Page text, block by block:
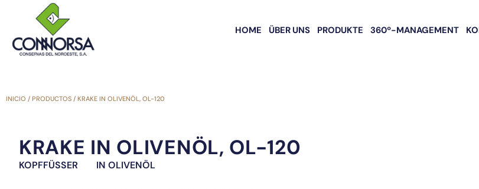
HOME ÜBER UNS PRODUKTE 360º-MANAGEMENT
INICIO / PRODUCTOS / KRAKE IN OLIVENÖL, OL-120
KRAKE IN OLIVENÖL, OL-120
KOPFFÜSSER IN OLIVENÖL